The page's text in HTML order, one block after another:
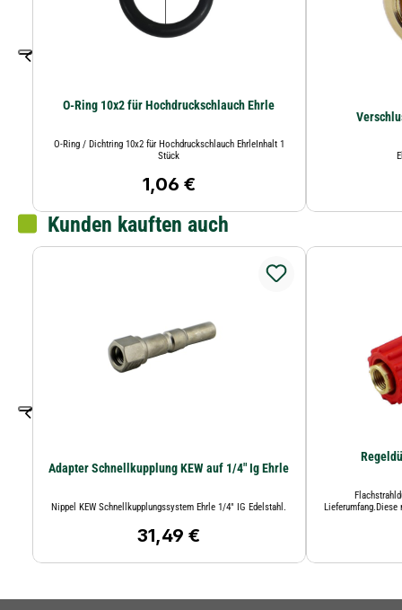
O-Ring 10x2 für Hochdruckschlauch Ehrle
O-Ring / Dichtring 10x2 für Hochdruckschlauch EhrleInhalt 1
Stück
Regulärer Preis:
1,06 €
Kunden kauften auch
Adapter Schnellkupplung KEW auf 1/4" Ig Ehrle
Nippel KEW Schnellkupplungssystem Ehrle 1/4" IG Edelstahl.
Regulärer Preis:
31,49 €
Lieferumfang.Diese